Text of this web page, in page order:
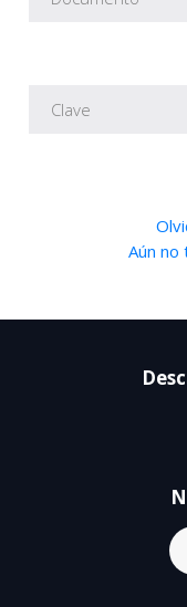
Aún no